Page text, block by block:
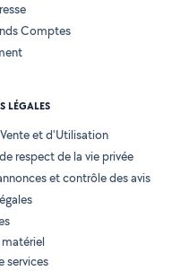
Comptes
LÉGALES
et d'Utilisation
respect de la vie privée
et contrôle des avis
services